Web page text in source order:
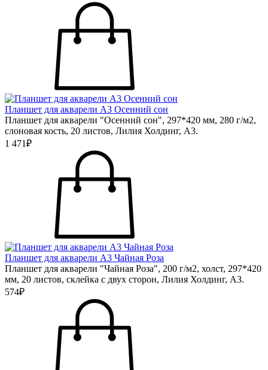
Планшет для акварели А3 Осенний сон
Планшет для акварели "Осенний сон", 297*420 мм, 280 г/м2,
слоновая кость, 20 листов, Лилия Холдинг, А3.
1 471₽
Планшет для акварели А3 Чайная Роза
Планшет для акварели "Чайная Роза", 200 г/м2, холст, 297*420
мм, 20 листов, склейка с двух сторон, Лилия Холдинг, А3.
574₽